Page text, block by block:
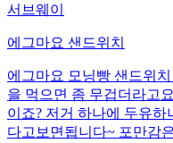
서브웨이
에그마요 샌드위치
에그마요 모닝빵 샌드위
을 먹으면 좀 무겁더라고
이죠? 저거 하나에 두유
다고보면됩니다~ 포만감